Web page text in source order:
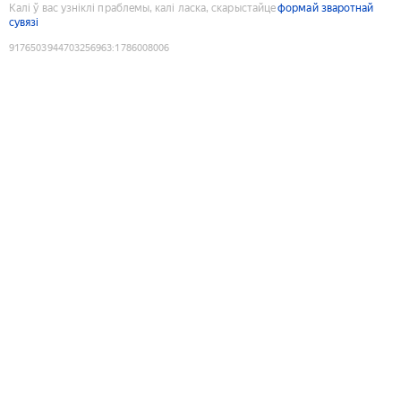
Калі ў вас узніклі праблемы, калі ласка, скарыстайцеформай зваротнай
сувязі
9176503944703256963:1786008006